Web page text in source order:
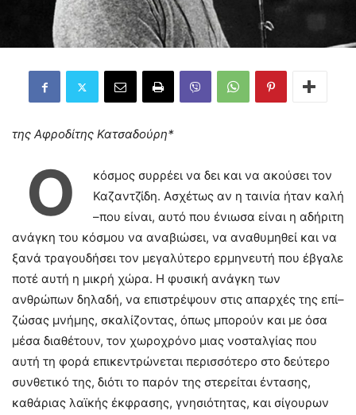
της Αφροδίτης Κατσαδούρη*
Ο
κόσμος συρρέει να δει και να ακούσει τον
Καζαντζίδη. Ασχέτως αν η ταινία ήταν καλή
–που είναι, αυτό που ένιωσα είναι η αδήριτη
ανάγκη του κόσμου να αναβιώσει, να αναθυμηθεί και να
ξανά τραγουδήσει τον μεγαλύτερο ερμηνευτή που έβγαλε
ποτέ αυτή η μικρή χώρα. Η φυσική ανάγκη των
ανθρώπων δηλαδή, να επιστρέψουν στις απαρχές της επί–
ζώσας μνήμης, σκαλίζοντας, όπως μπορούν και με όσα
μέσα διαθέτουν, τον χωροχρόνο μιας νοσταλγίας που
αυτή τη φορά επικεντρώνεται περισσότερο στο δεύτερο
συνθετικό της, διότι το παρόν της στερείται έντασης,
καθάριας λαϊκής έκφρασης, γνησιότητας, και σίγουρων